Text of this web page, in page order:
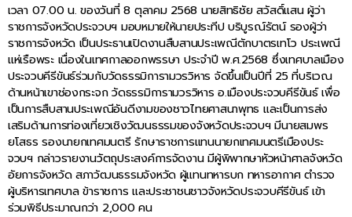
เวลา 07.00 น. ของวันที่ 8 ตุลาคม 2568 นายสิทธิชัย สวัสดิ์แสน ผู้ว่า
ราชการจังหวัดประจวบฯ มอบหมายให้นายประทีป บริบูรณ์รัตน์ รองผู้ว่า
ราชการจังหวัด เป็นประธานเปิดงานสืบสานประเพณีตักบาตรเทโว ประเพณี
แห่เรือพระ เนื่องในเทศกาลออกพรรษา ประจำปี พ.ศ.2568 ซึ่งเทศบาลเมือง
ประจวบคีรีขันธ์ร่วมกับวัดธรรมิการามวรวิหาร จัดขึ้นเป็นปีที่ 25 ที่บริเวณ
ด้านหน้าเขาช่องกระจก วัดธรรมิการามวรวิหาร อ.เมืองประจวบคีรีขันธ์ เพื่อ
เป็นการสืบสานประเพณีอันดีงามของชาวไทยศาสนาพุทธ และเป็นการส่ง
เสริมด้านการท่องเที่ยวเชิงวัฒนธรรมของจังหวัดประจวบฯ มีนายสมพร
ยโสธร รองนายกเทศมนตรี รักษาราชการแทนนายกเทศมนตรีเมืองประ
จวบฯ กล่าวรายงานวัตถุประสงค์การจัดงาน มีผู้พิพากษาหัวหน้าศาลจังหวัด
อัยการจังหวัด สภาวัฒนธรรมจังหวัด ผู้แทนทหารบก ทหารอากาศ ตำรวจ
ผู้บริหารเทศบาล ข้าราชการ และประชาชนชาวจังหวัดประจวบคีรีขันธ์ เข้า
ร่วมพิธีประมาณกว่า 2,000 คน